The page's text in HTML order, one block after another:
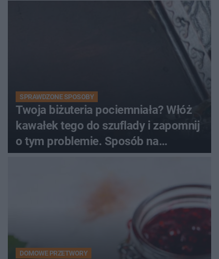
SPRAWDZONE SPOSOBY
Twoja biżuteria pociemniała? Włóż
kawałek tego do szuflady i zapomnij
o tym problemie. Sposób na
pociemniałą biżuterię
DOMOWE PRZETWORY